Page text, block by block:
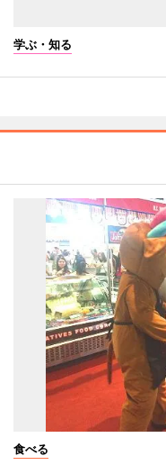
学ぶ・知る
食べる